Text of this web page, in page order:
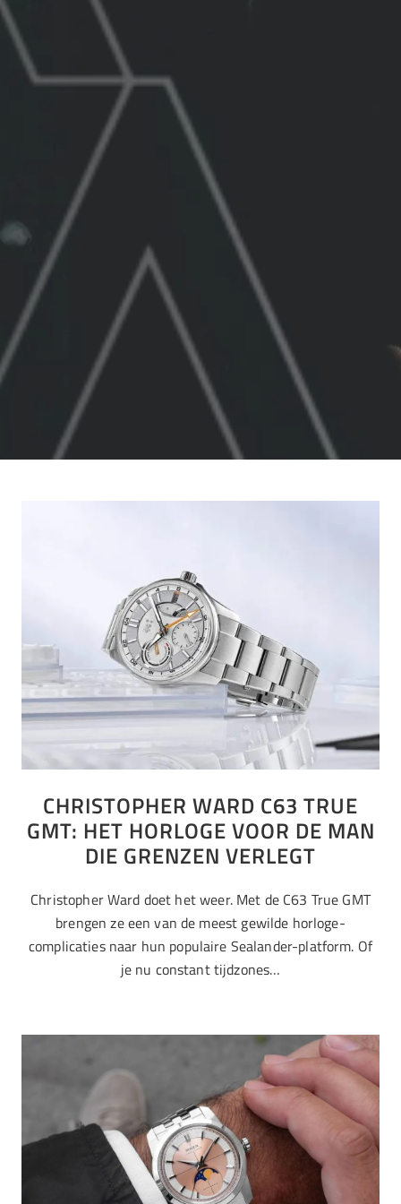
CHRISTOPHER WARD C63 TRUE
GMT: HET HORLOGE VOOR DE MAN
DIE GRENZEN VERLEGT
Christopher Ward doet het weer. Met de C63 True GMT
brengen ze een van de meest gewilde horloge-
complicaties naar hun populaire Sealander-platform. Of
je nu constant tijdzones…